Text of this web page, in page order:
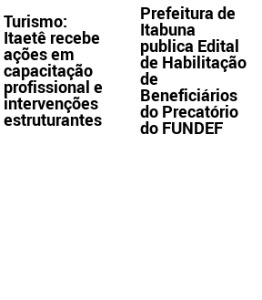
Turismo:
Itaetê recebe
ações em
capacitação
profissional e
intervenções
estruturantes
Prefeitura de
Itabuna
publica Edital
de Habilitação
de
Beneficiários
do Precatório
do FUNDEF